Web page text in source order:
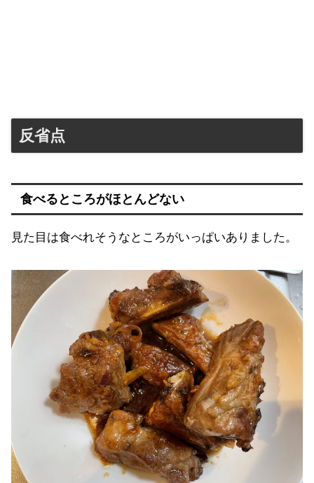
反省点
食べるところがほとんどない
見た目は食べれそうなところがいっぱいありました。